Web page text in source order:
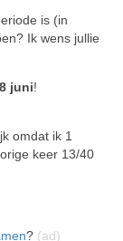
is (in
Ik wens jullie
juni!
omdat ik 1
keer 13/40
? (ad)